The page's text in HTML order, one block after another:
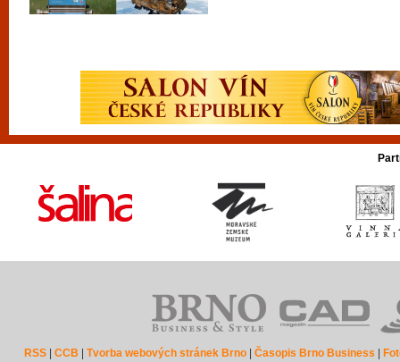
RSS |CCB |Tvorba webových stránek Brno |Časopis Brno Business